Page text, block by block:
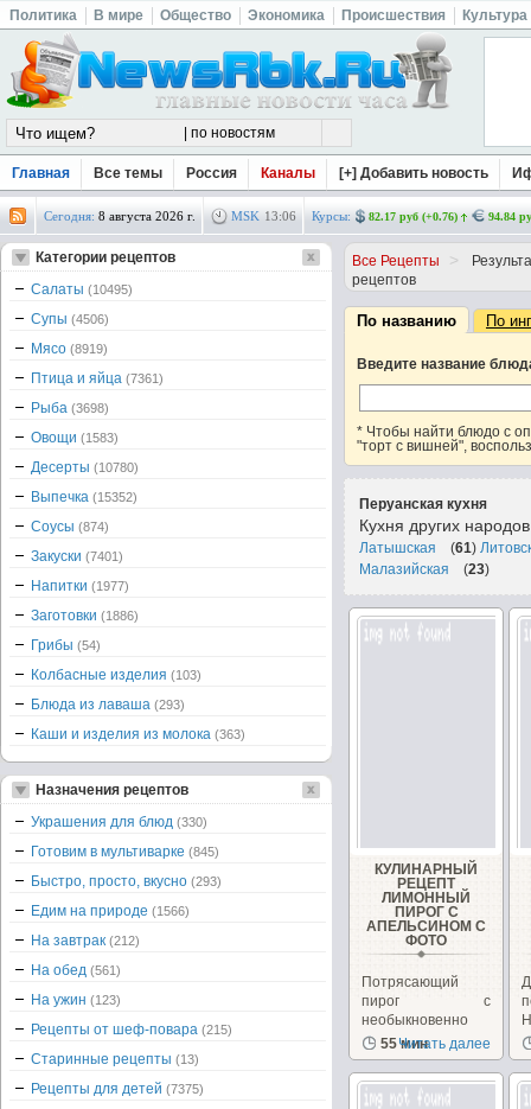
Политика В мире Общество Экономика Происшествия Культура
Главная Все темы Россия Каналы [+] Добавить новость
Сегодня: 8 августа 2026 г. MSK 13:06 Курсы: 82.17 руб (+0.76) 94.84
Все Рецепты >
рецептов
По названию По
Введите название
* Чтобы найти блюдо с
"торт с вишней",
Перуанская кухня
Кухня других
Латышская (61)
Малазийская
(23)
КУЛИНАРНЫЙ
РЕЦЕПТ
ЛИМОННЫЙ
ПИРОГ С
АПЕЛЬСИНОМ С
ФОТО
Потрясающий
пирог с
необыкновенно
ароматной
начинкой. Кто-
как,...
55 мин
Читать далее
Категории рецептов
Салаты (10495)
Супы (4506)
Мясо (8919)
Птица и яйца (7361)
Рыба (3698)
Овощи (1583)
Десерты (10780)
Выпечка (15352)
Соусы (874)
Закуски (7401)
Напитки (1977)
Заготовки (1886)
Грибы (54)
Колбасные изделия (103)
Блюда из лаваша (293)
Каши и изделия из молока (363)
Назначения рецептов
Украшения для блюд (330)
Готовим в мультиварке (845)
Быстро, просто, вкусно (293)
Едим на природе (1566)
На завтрак (212)
На обед (561)
На ужин (123)
Рецепты от шеф-повара (215)
Старинные рецепты (13)
Рецепты для детей (7375)